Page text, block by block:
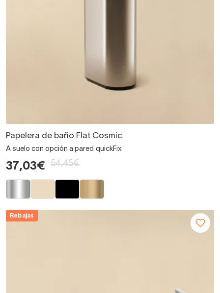
Papelera de baño Flat Cosmic
A suelo con opción a pared quickFix
37,03€ 54,45€
Rebajas